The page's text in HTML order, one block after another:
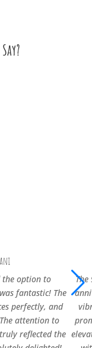
the option to
fantastic! The
perfectly, and
attention to
reflected the
The